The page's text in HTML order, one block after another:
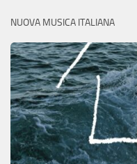
NUOVA MUSICA ITALIANA